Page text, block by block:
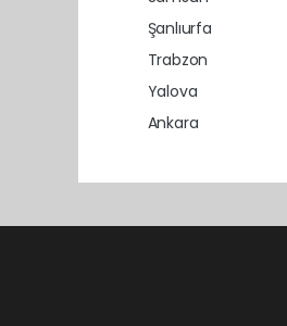
Şanlıurfa
Trabzon
Yalova
Ankara